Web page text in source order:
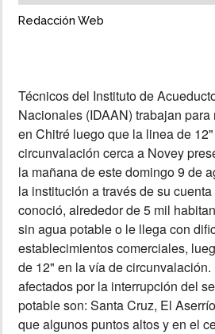
DEPORTES
INSÓLITAS
MULTIMEDIA
IMPRESO
Redacción Web
Técnicos del Instituto de
Nacionales (IDAAN) trabajan
en Chitré luego que la linea de
circunvalación cerca a Novey
la mañana de este domingo 9 de
la institución a través de su
conoció, alrededor de 5 mil
sin agua potable o le llega con
establecimientos comerciales,
de 12" en la vía de
afectados por la interrupción del
potable son: Santa Cruz, El
que algunos puntos altos y en el